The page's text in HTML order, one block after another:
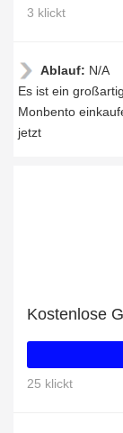
3 klickt
Ablauf: N/A
Es ist ein
Monbento
jetzt
Kostenlose
25 klickt